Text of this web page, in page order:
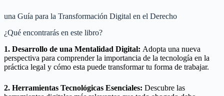
una Guía para la Transformación Digital en el Derecho
¿Qué encontrarás en este libro?
1. Desarrollo de una Mentalidad Digital: Adopta una nueva
perspectiva para comprender la importancia de la tecnología en la
práctica legal y cómo esta puede transformar tu forma de trabajar.
2. Herramientas Tecnológicas Esenciales: Descubre las